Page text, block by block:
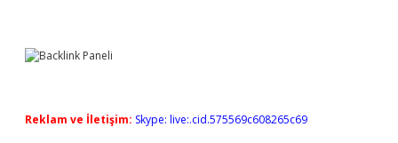
Reklam ve İletişim: Skype: live:.cid.575569c608265c69